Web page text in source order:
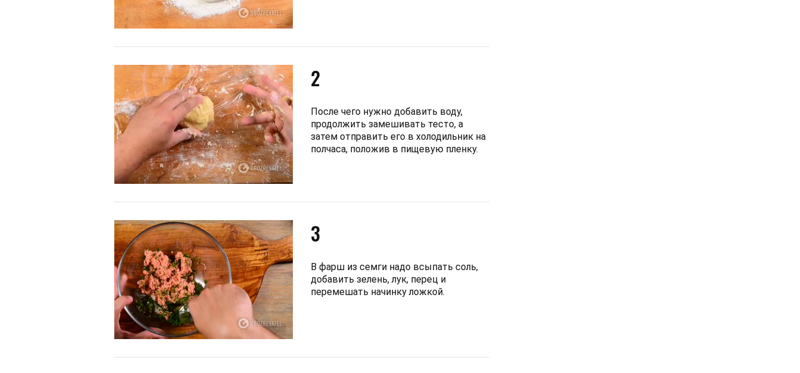
2
После чего нужно добавить воду,
продолжить замешивать тесто, а
затем отправить его в холодильник на
полчаса, положив в пищевую пленку.
3
В фарш из семги надо всыпать соль,
добавить зелень, лук, перец и
перемешать начинку ложкой.